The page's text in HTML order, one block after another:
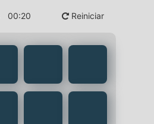
00:21 Reiniciar